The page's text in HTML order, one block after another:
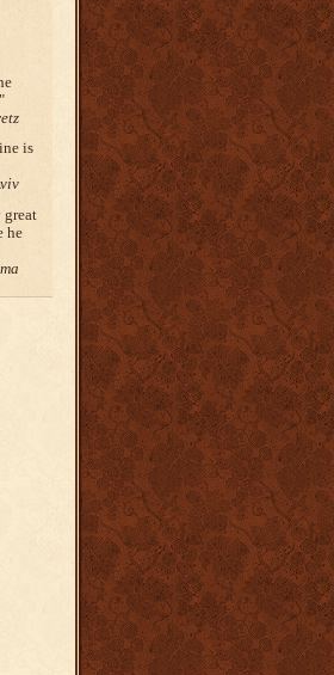
is
great
he